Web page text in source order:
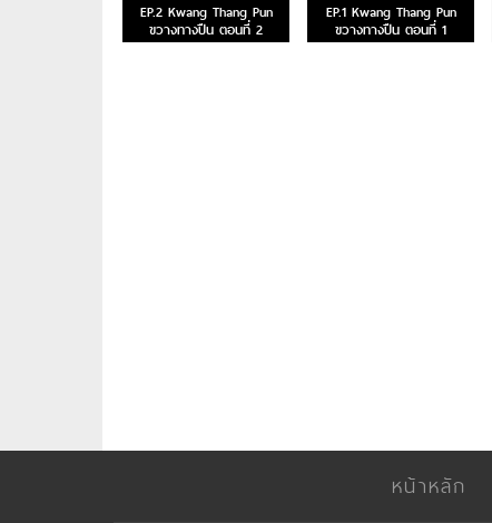
EP.2 Kwang Thang Pun
ขวางทางปืน ตอนที่ 2
EP.1 Kwang Thang Pun
ขวางทางปืน ตอนที่ 1
หน้าหลัก